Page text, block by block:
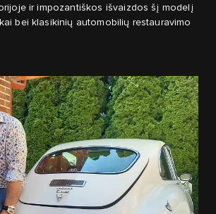
ir impozantiškos išvaizdos šį modelį
bei klasikinių automobilių restauravimo